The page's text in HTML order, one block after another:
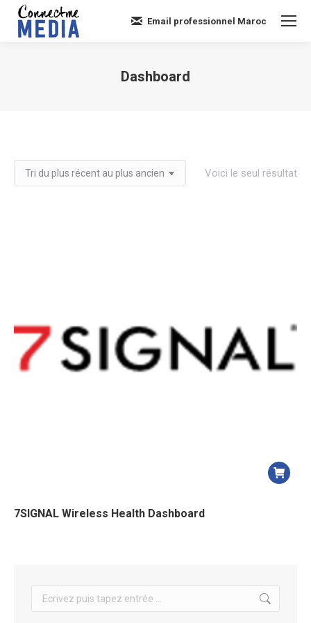
Email professionnel Maroc
Dashboard
Voici le seul résultat
7SIGNAL Wireless Health Dashboard
Search: